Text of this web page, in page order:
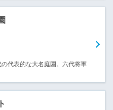
代表的な大名庭園。六代将軍